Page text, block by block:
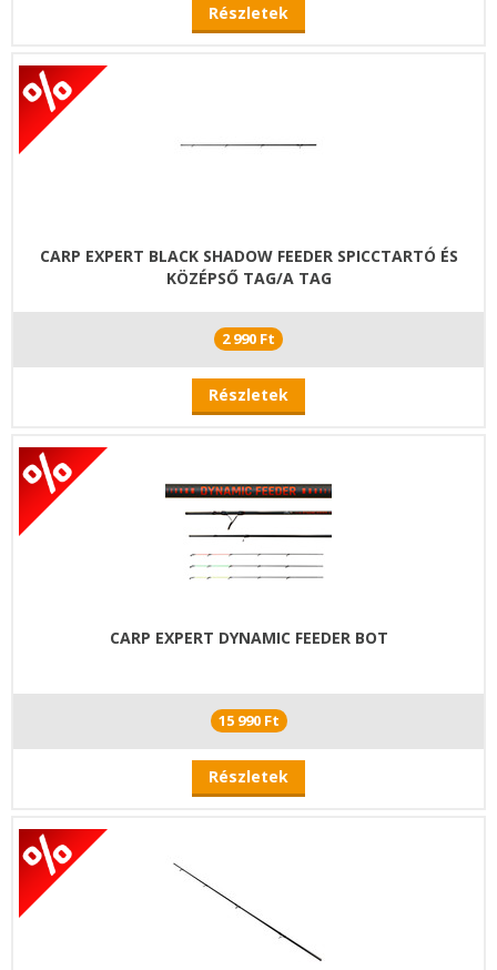
Részletek
CARP EXPERT BLACK SHADOW FEEDER SPICCTARTÓ ÉS
KÖZÉPSŐ TAG/A TAG
2 990 Ft
Részletek
CARP EXPERT DYNAMIC FEEDER BOT
15 990 Ft
Részletek